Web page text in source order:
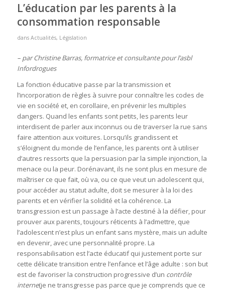
L’éducation par les parents à la
consommation responsable
dans Actualités, Législation
– par Christine Barras, formatrice et consultante pour l’asbl
Infordrogues
La fonction éducative passe par la transmission et
l’incorporation de règles à suivre pour connaître les codes de
vie en société et, en corollaire, en prévenir les multiples
dangers. Quand les enfants sont petits, les parents leur
interdisent de parler aux inconnus ou de traverser la rue sans
faire attention aux voitures. Lorsqu’ils grandissent et
s’éloignent du monde de l’enfance, les parents ont à utiliser
d’autres ressorts que la persuasion par la simple injonction, la
menace ou la peur. Dorénavant, ils ne sont plus en mesure de
maîtriser ce que fait, où va, ou ce que veut un adolescent qui,
pour accéder au statut adulte, doit se mesurer à la loi des
parents et en vérifier la solidité et la cohérence. La
transgression est un passage à l’acte destiné à la défier, pour
prouver aux parents, toujours réticents à l’admettre, que
l’adolescent n’est plus un enfant sans mystère, mais un adulte
en devenir, avec une personnalité propre. La
responsabilisation est l’acte éducatif qui justement porte sur
cette délicate transition entre l’enfance et l’âge adulte : son but
est de favoriser la construction progressive d’un contrôle
interne(je ne transgresse pas parce que je comprends que ce